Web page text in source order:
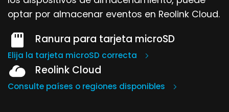
optar por almacenar eventos en Reolink Cloud.
Ranura para tarjeta microSD
Elija la tarjeta microSD correcta
Reolink Cloud
Consulte países o regiones disponibles